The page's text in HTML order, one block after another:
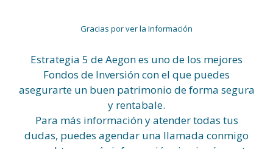
Gracias por ver la Información
Estrategia 5 de Aegon es uno de los mejores
Fondos de Inversión con el que puedes
asegurarte un buen patrimonio de forma segura
y rentabale.
Para más información y atender todas tus
dudas, puedes agendar una llamada conmigo